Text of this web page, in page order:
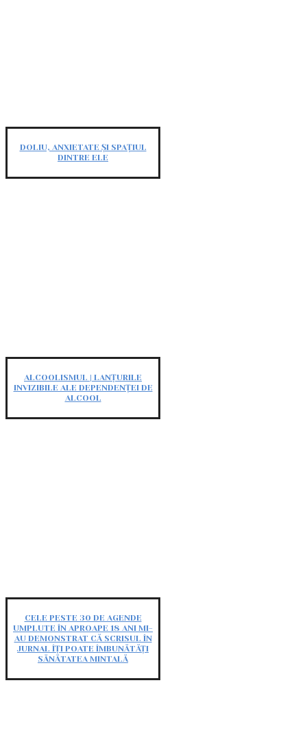
DOLIU, ANXIETATE ȘI SPAȚIUL
DINTRE ELE
ALCOOLISMUL | LANȚURILE
INVIZIBILE ALE DEPENDENȚEI DE
ALCOOL
CELE PESTE 30 DE AGENDE
UMPLUTE ÎN APROAPE 18 ANI MI-
AU DEMONSTRAT CĂ SCRISUL ÎN
JURNAL ÎȚI POATE ÎMBUNĂTĂȚI
SĂNĂTATEA MINTALĂ